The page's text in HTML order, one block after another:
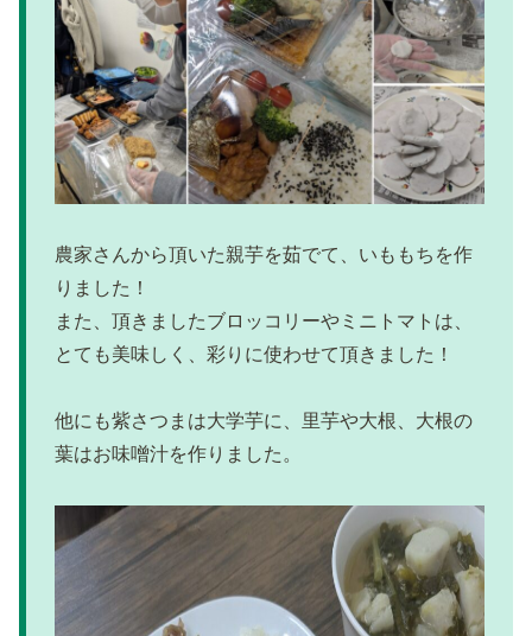
農家さんから頂いた親芋を茹でて、いももちを作
りました！
また、頂きましたブロッコリーやミニトマトは、
とても美味しく、彩りに使わせて頂きました！
他にも紫さつまは大学芋に、里芋や大根、大根の
葉はお味噌汁を作りました。